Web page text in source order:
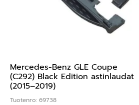
Mercedes-Benz GLE Coupe
(C292) Black Edition astinlaudat
(2015–2019)
Tuotenro: 69738